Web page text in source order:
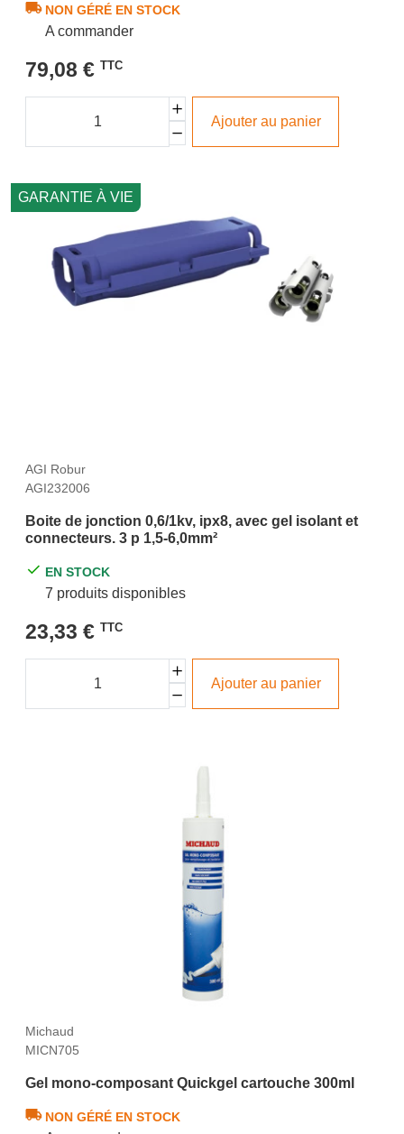
NON GÉRÉ EN STOCK
A commander
79,08 € TTC
Ajouter au panier
GARANTIE À VIE
AGI Robur
AGI232006
Boite de jonction 0,6/1kv, ipx8, avec gel isolant et
connecteurs. 3 p 1,5-6,0mm²
EN STOCK
7 produits disponibles
23,33 € TTC
Ajouter au panier
Michaud
MICN705
Gel mono-composant Quickgel cartouche 300ml
NON GÉRÉ EN STOCK